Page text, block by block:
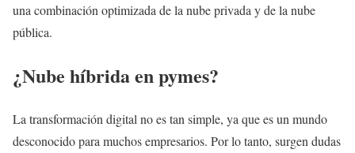
una combinación optimizada de la nube privada y de la nube
pública.
¿Nube híbrida en pymes?
La transformación digital no es tan simple, ya que es un mundo
desconocido para muchos empresarios. Por lo tanto, surgen dudas